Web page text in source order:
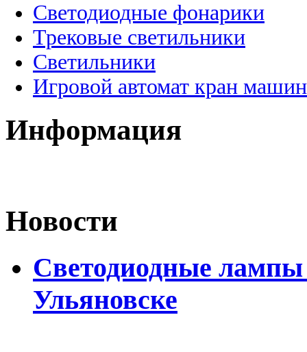
Светодиодные фонарики
Трековые светильники
Светильники
Игровой автомат кран
Информация
Новости
Светодиодные
Ульяновске